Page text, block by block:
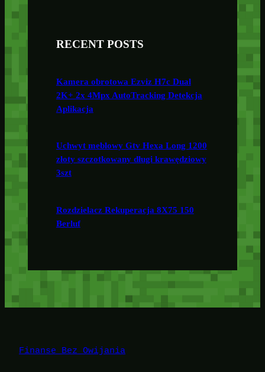
RECENT POSTS
Kamera obrotowa Ezviz H7c Dual
2K+ 2x 4Mpx AutoTracking Detekcja
Aplikacja
Uchwyt meblowy Gtv Hexa Long 1200
złoty szczotkowany długi krawędziowy
3szt
Rozdzielacz Rekuperacja 8X75 150
Berluf
Finanse Bez Owijania